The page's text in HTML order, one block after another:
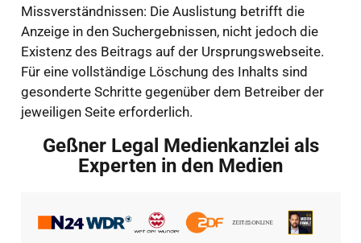
Missverständnissen: Die Auslistung betrifft die
Anzeige in den Suchergebnissen, nicht jedoch die
Existenz des Beitrags auf der Ursprungswebseite.
Für eine vollständige Löschung des Inhalts sind
gesonderte Schritte gegenüber dem Betreiber der
jeweiligen Seite erforderlich.
Geßner Legal Medienkanzlei als
Experten in den Medien